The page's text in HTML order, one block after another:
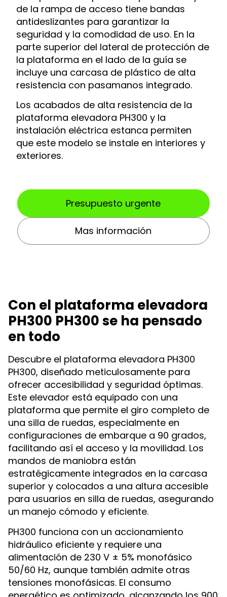
de la rampa de acceso tiene bandas
antideslizantes para garantizar la
seguridad y la comodidad de uso. En la
parte superior del lateral de protección de
la plataforma en el lado de la guía se
incluye una carcasa de plástico de alta
resistencia con pasamanos integrado.
Los acabados de alta resistencia de la
plataforma elevadora PH300 y la
instalación eléctrica estanca permiten
que este modelo se instale en interiores y
exteriores.
Presupuesto urgente
Mas información
Con el plataforma elevadora
PH300 PH300 se ha pensado
en todo
Descubre el plataforma elevadora PH300
PH300, diseñado meticulosamente para
ofrecer accesibilidad y seguridad óptimas.
Este elevador está equipado con una
plataforma que permite el giro completo de
una silla de ruedas, especialmente en
configuraciones de embarque a 90 grados,
facilitando así el acceso y la movilidad. Los
mandos de maniobra están
estratégicamente integrados en la carcasa
superior y colocados a una altura accesible
para usuarios en silla de ruedas, asegurando
un manejo cómodo y eficiente.
PH300 funciona con un accionamiento
hidráulico eficiente y requiere una
alimentación de 230 V ± 5% monofásico
50/60 Hz, aunque también admite otras
tensiones monofásicas. El consumo